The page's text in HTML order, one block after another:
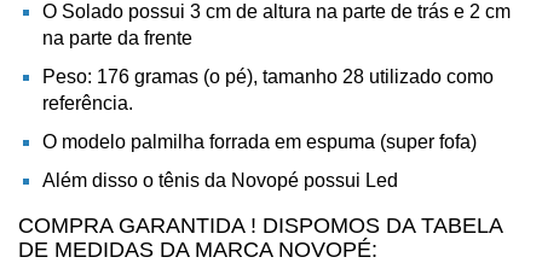
O Solado possui 3 cm de altura na parte de trás e 2 cm
na parte da frente
Peso: 176 gramas (o pé), tamanho 28 utilizado como
referência.
O modelo palmilha forrada em espuma (super fofa)
Além disso o tênis da Novopé possui Led
COMPRA GARANTIDA ! DISPOMOS DA TABELA
DE MEDIDAS DA MARCA NOVOPÉ: